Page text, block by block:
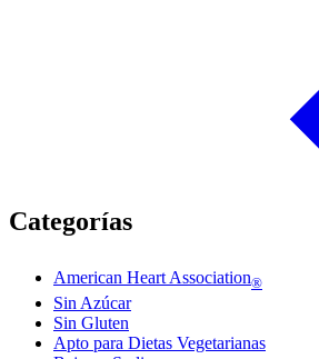
Categorías
American Heart Association®
Sin Azúcar
Sin Gluten
Apto para Dietas Vegetarianas